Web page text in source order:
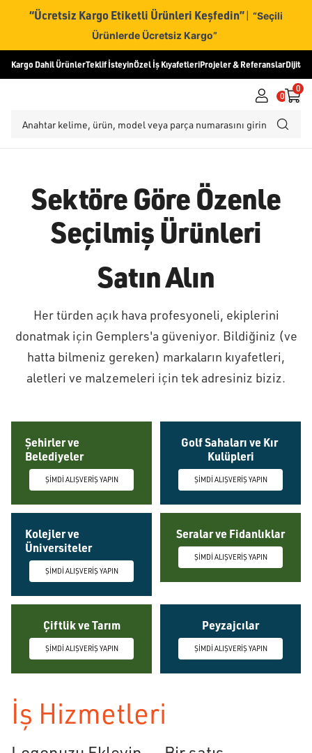
“Ücretsiz Kargo Etiketli Ürünleri Keşfedin” | “Seçili
Ürünlerde Ücretsiz Kargo”
Kargo Dahil ÜrünlerTeklif İsteyinÖzel İş KıyafetleriProjeler & ReferanslarDijital
0
0
Sektöre Göre Özenle
Seçilmiş Ürünleri
Satın Alın
Her türden açık hava profesyoneli, ekiplerini
donatmak için Gemplers'a güveniyor. Bildiğiniz (ve
hatta bilmeniz gereken) markaların kıyafetleri,
aletleri ve malzemeleri için tek adresiniz biziz.
Şehirler ve
Belediyeler
ŞİMDİ ALIŞVERİŞ YAPIN
Golf Sahaları ve Kır
Kulüpleri
ŞİMDİ ALIŞVERİŞ YAPIN
Kolejler ve
Üniversiteler
ŞİMDİ ALIŞVERİŞ YAPIN
Seralar ve Fidanlıklar
ŞİMDİ ALIŞVERİŞ YAPIN
Çiftlik ve Tarım
ŞİMDİ ALIŞVERİŞ YAPIN
Peyzajcılar
ŞİMDİ ALIŞVERİŞ YAPIN
İş Hizmetleri